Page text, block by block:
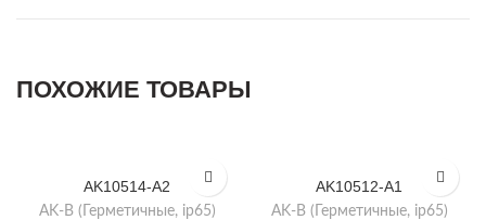
ПОХОЖИЕ ТОВАРЫ
AK10514-A2
AK-B (Герметичные, ip65)
AK10512-A1
AK-B (Герметичные, ip65)